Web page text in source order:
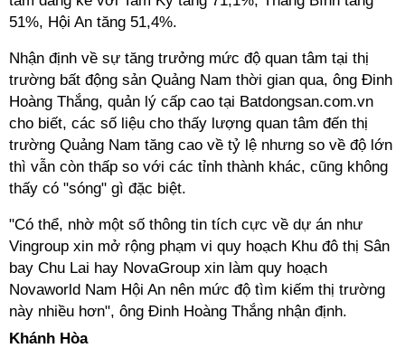
51%, Hội An tăng 51,4%.
Nhận định về sự tăng trưởng mức độ quan tâm tại thị
trường bất động sản Quảng Nam thời gian qua, ông Đinh
Hoàng Thắng, quản lý cấp cao tại Batdongsan.com.vn
cho biết, các số liệu cho thấy lượng quan tâm đến thị
trường Quảng Nam tăng cao về tỷ lệ nhưng so về độ lớn
thì vẫn còn thấp so với các tỉnh thành khác, cũng không
thấy có "sóng" gì đặc biệt.
"Có thể, nhờ một số thông tin tích cực về dự án như
Vingroup xin mở rộng phạm vi quy hoạch Khu đô thị Sân
bay Chu Lai hay NovaGroup xin làm quy hoạch
Novaworld Nam Hội An nên mức độ tìm kiếm thị trường
này nhiều hơn", ông Đinh Hoàng Thắng nhận định.
Khánh Hòa